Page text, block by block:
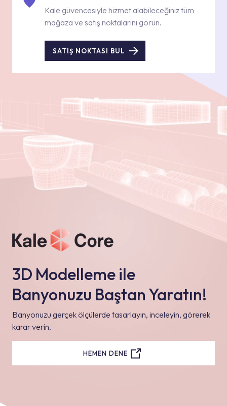
Kale güvencesiyle hizmet alabileceğiniz tüm
mağaza ve satış noktalarını görün.
SATIŞ NOKTASI BUL
3D Modelleme ile
Banyonuzu Baştan Yaratın!
Banyonuzu gerçek ölçülerde tasarlayın, inceleyin, görerek
karar verin.
HEMEN DENE